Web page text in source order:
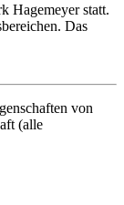
Hagemeyer statt.
Das
von
(alle